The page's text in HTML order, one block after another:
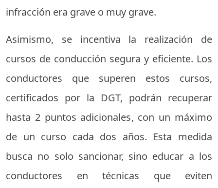
infracción era grave o muy grave.
Asimismo, se incentiva la realización de
cursos de conducción segura y eficiente. Los
conductores que superen estos cursos,
certificados por la DGT, podrán recuperar
hasta 2 puntos adicionales, con un máximo
de un curso cada dos años. Esta medida
busca no solo sancionar, sino educar a los
conductores en técnicas que eviten